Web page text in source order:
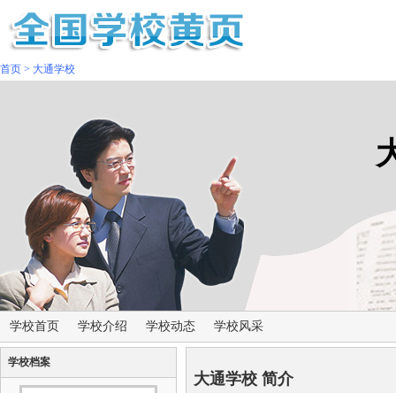
首页 > 大通学校
学校首页 学校介绍 学校动态 学校风采
学校档案
大通学校 简介